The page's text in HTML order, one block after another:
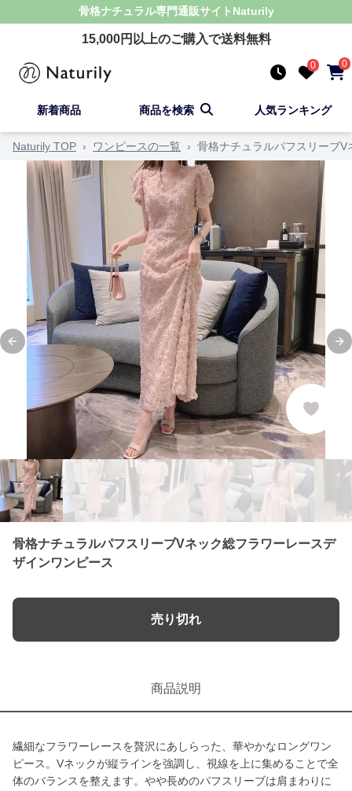
骨格ナチュラル専門通販サイト Naturily
15,000円以上のご購入で送料無料
0 0
新着商品 商品を検索 人気ランキング
Naturily TOP › ワンピースの一覧 › 骨格ナチュラルパフスリーブ
Previous slide
骨格ナチュラルパフスリーブVネック総フラワーレースデ
ザインワンピース
売り切れ
商品説明
繊細なフラワーレースを贅沢にあしらった、華やかなロングワン
ピース。Vネックが縦ラインを強調し、視線を上に集めることで全
体のバランスを整えます。やや長めのパフスリーブは肩まわりに